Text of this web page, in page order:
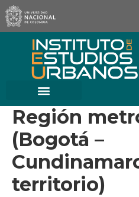
Región
(Bogotá –
territorio)